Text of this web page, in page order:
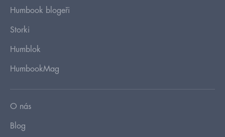
Humbook blogeři
Storki
Humblok
HumbookMag
O nás
Blog